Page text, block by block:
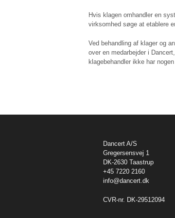
Hvis klagen omhandler en
virksomhed søge at etablere
Ved behandling af klager og
over en medarbejder i
klagebehandler ikke har
Dancert A/S
Gregersensvej 1
DK-2630 Taastrup
+45 7220 2160
info@dancert.dk
CVR-nr. DK-29512094